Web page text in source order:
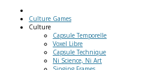
Culture Games
Culture
Capsule Temporelle
Voxel Libre
Capsule Technique
Ni Science, Ni Art